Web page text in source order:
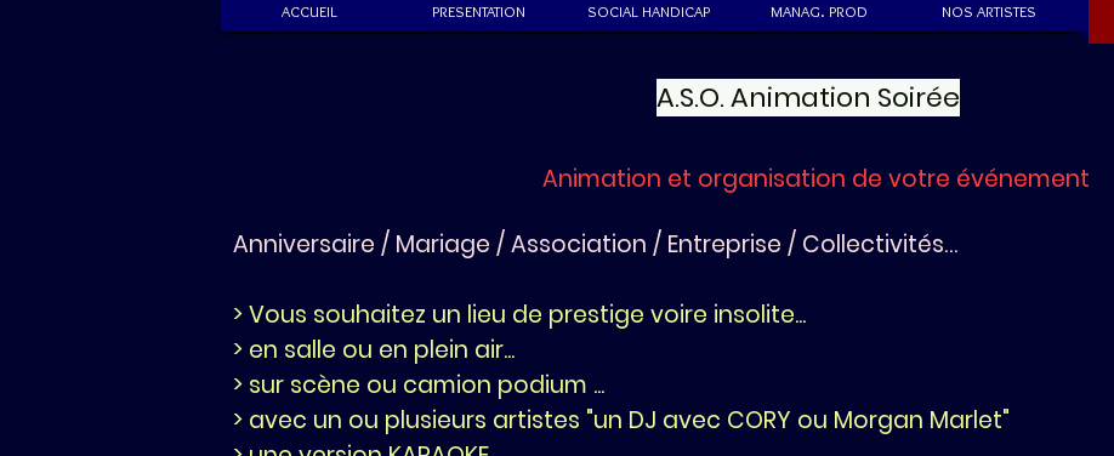
ACCUEIL PRESENTATION SOCIAL HANDICAP MANAG. PROD NOS ARTISTES
A.S.O. Animation Soirée
Animation et organisation de votre événement
Anniversaire / Mariage / Association / Entreprise / Collectivités…
> Vous souhaitez un lieu de prestige voire insolite...
> en salle ou en plein air...
> sur scène ou camion podium ...
> avec un ou plusieurs artistes "un DJ avec CORY ou Morgan Marlet"